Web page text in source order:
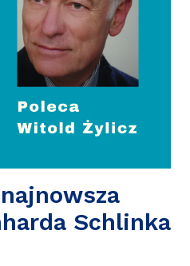
Schlinka